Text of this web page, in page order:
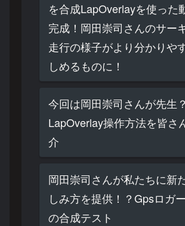
を合成LapOverlayを使った
完成！岡田崇司さんのサー
走行の様子がより分かりや
しめるものに！
今回は岡田崇司さんが先生
LapOverlay操作方法を皆さ
介
岡田崇司さんが私たちに新
しみ方を提供！？Gpsロガ
の合成テスト